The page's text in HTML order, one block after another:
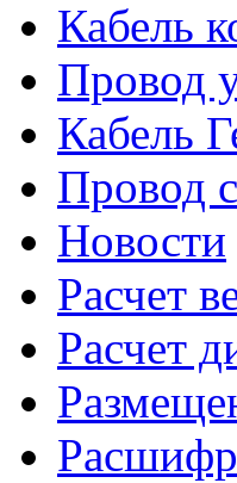
Кабель
Провод
Кабель
Провод
Новости
Расчет
Расчет